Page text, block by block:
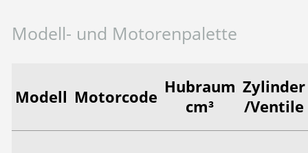
Modell- und Motorenpalette
Modell Motorcode Hubraum
cm³
Zylinder
/Ventile